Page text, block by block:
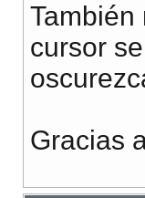
También
cursor
Gracias